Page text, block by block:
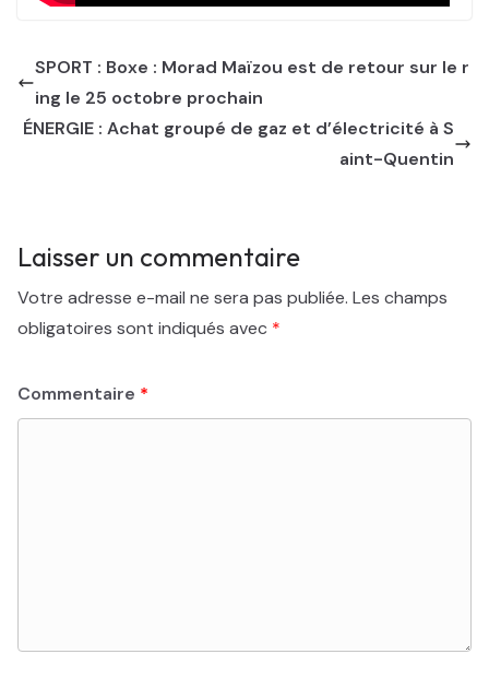
SPORT : Boxe : Morad Maïzou est de retour sur le r
ing le 25 octobre prochain
ÉNERGIE : Achat groupé de gaz et d’électricité à S
aint-Quentin
Laisser un commentaire
Votre adresse e-mail ne sera pas publiée. Les champs
obligatoires sont indiqués avec *
Commentaire *